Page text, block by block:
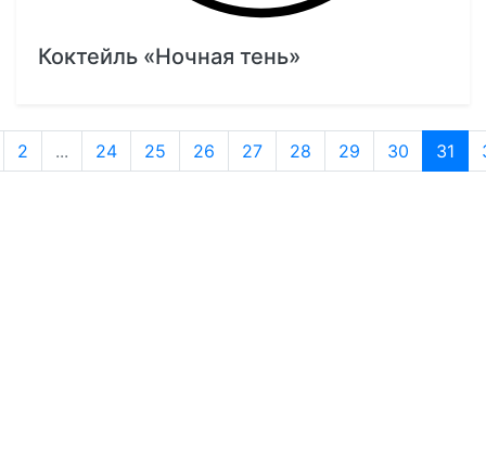
Коктейль «Ночная тень»
2 ... 24 25 26 27 28 29 30 31